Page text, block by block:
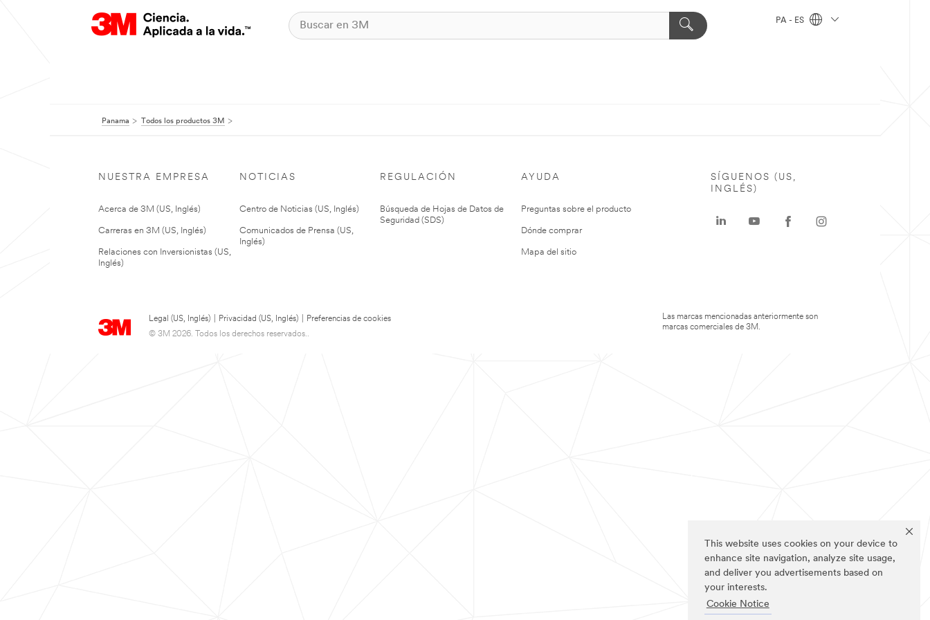
This website uses cookies on your device to
enhance site navigation, analyze site usage,
and deliver you advertisements based on
your interests.
Cookie Notice
PA - ES
Panama Todos los productos 3M
NUESTRA EMPRESA
Acerca de 3M (US, Inglés)
Carreras en 3M (US, Inglés)
Relaciones con Inversionistas (US,
Inglés)
NOTICIAS
Centro de Noticias (US, Inglés)
Comunicados de Prensa (US,
Inglés)
REGULACIÓN
Búsqueda de Hojas de Datos de
Seguridad (SDS)
AYUDA
Preguntas sobre el producto
Dónde comprar
Mapa del sitio
Legal (US, Inglés) Privacidad (US, Inglés)
Preferencias de cookies
© 3M 2026. Todos los derechos reservados..
SÍGUENOS (US,
INGLÉS)
Las marcas mencionadas anteriormente son
marcas comerciales de 3M.